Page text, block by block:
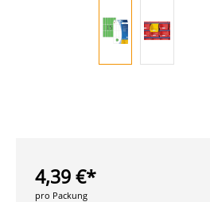
4,39 €*
pro Packung